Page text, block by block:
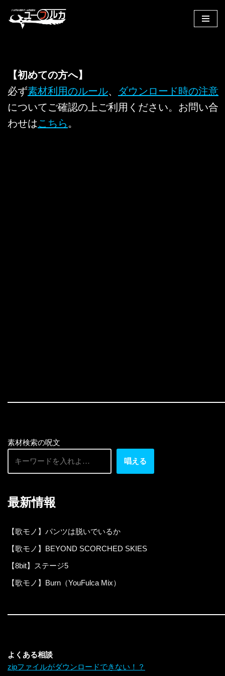
へ
キ
ッ
【初めての方へ】
必ず素材利用のルール、 ダウンロード時の注意
についてご確認の上ご利用ください。お問い合
わせはこちら 。
素材検索の呪文
唱える
最新情報
【歌モノ】パンツは脱いでいるか
【歌モノ】BEYOND SCORCHED SKIES
【8bit】ステージ5
【歌モノ】Burn（YouFulca Mix）
よくある相談
zipファイルがダウンロードできない！？